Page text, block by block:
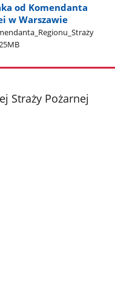
od Komendanta
w Warszawie
Straży Pożarnej